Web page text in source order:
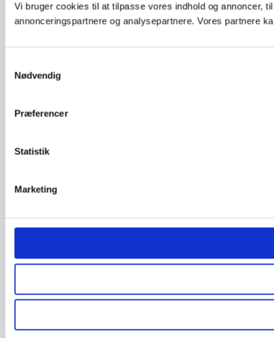
Vi bruger cookies til at tilpasse vores indhold og annoncer,
annonceringspartnere og analysepartnere. Vores partnere
Nødvendig
Præferencer
Statistik
Marketing